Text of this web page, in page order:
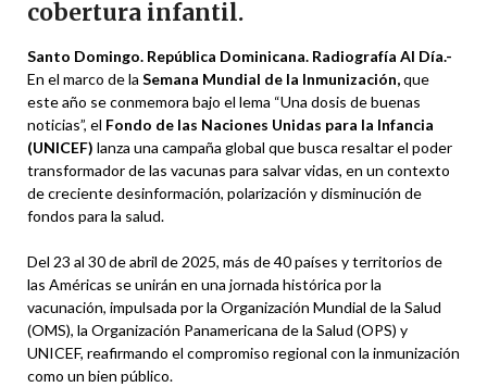
cobertura infantil.
Santo Domingo. República Dominicana. Radiografía Al Día.-
En el marco de la Semana Mundial de la Inmunización,que
este año se conmemora bajo el lema “Una dosis de buenas
noticias”, el Fondo de las Naciones Unidas para la Infancia
(UNICEF) lanza una campaña global que busca resaltar el poder
transformador de las vacunas para salvar vidas, en un contexto
de creciente desinformación, polarización y disminución de
fondos para la salud.
Del 23 al 30 de abril de 2025, más de 40 países y territorios de
las Américas se unirán en una jornada histórica por la
vacunación, impulsada por la Organización Mundial de la Salud
(OMS), la Organización Panamericana de la Salud (OPS) y
UNICEF, reafirmando el compromiso regional con la inmunización
como un bien público.